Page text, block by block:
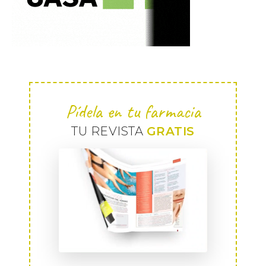
Pídela en tu farmacia
TU REVISTA GRATIS